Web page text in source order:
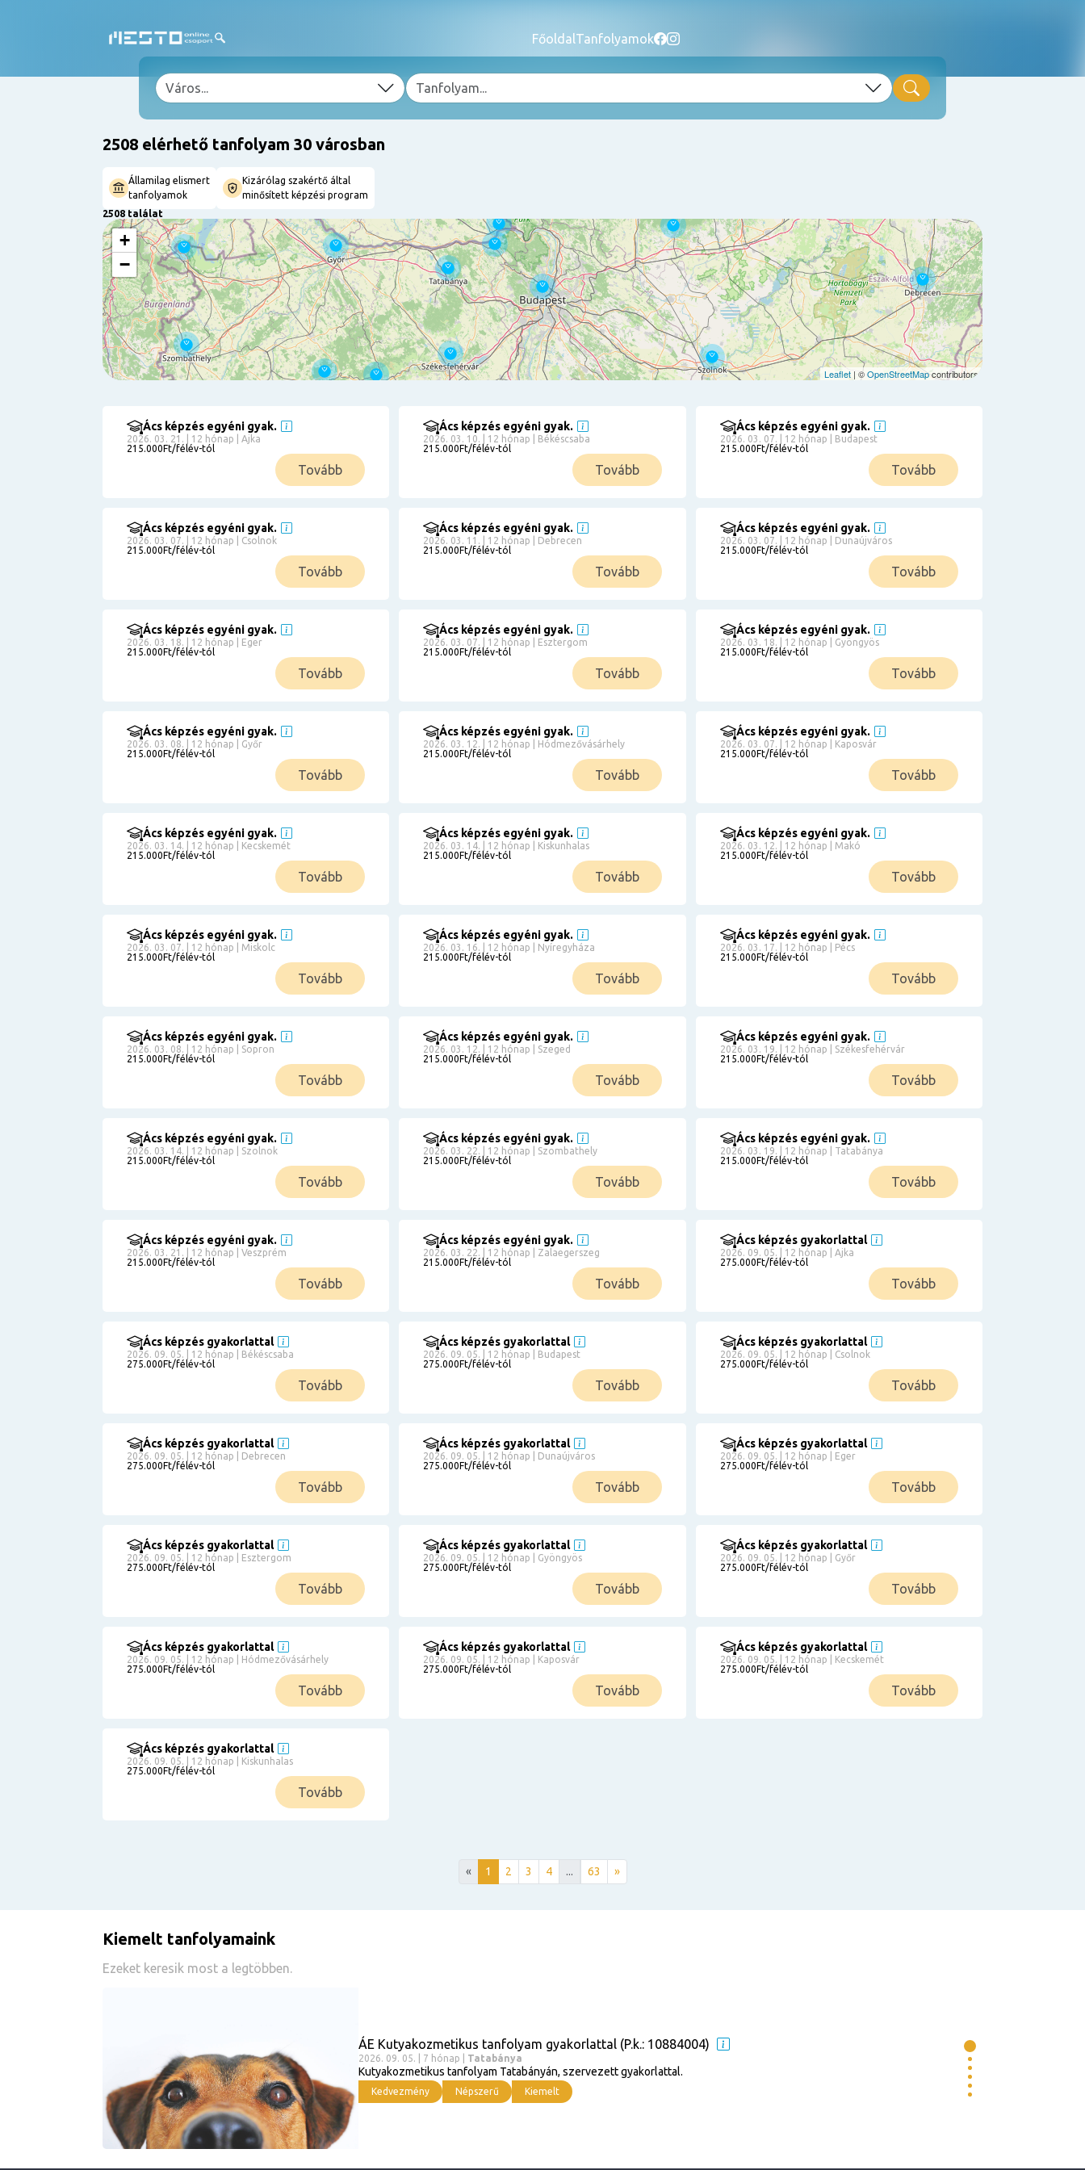
Főoldal Tanfolyamok
2508 elérhető tanfolyam 30 városban
Államilag elismert
tanfolyamok
Kizárólag szakértő által
minősített képzési program
2508 találat
+
−
Leaflet | ©OpenStreetMapcontributors
Szűrés
Érettségi
Részletfizetéssel
Ács képzés egyéni gyak.
2026. 03. 21. | 12 hónap | Ajka
215.000Ft/félév-tól
Tovább
Ács képzés egyéni gyak.
2026. 03. 10. | 12 hónap | Békéscsaba
215.000Ft/félév-tól
Tovább
Ács képzés egyéni gyak.
2026. 03. 07. | 12 hónap | Budapest
215.000Ft/félév-tól
Tovább
Ács képzés egyéni gyak.
2026. 03. 07. | 12 hónap | Csolnok
215.000Ft/félév-tól
Tovább
Ács képzés egyéni gyak.
2026. 03. 11. | 12 hónap | Debrecen
215.000Ft/félév-tól
Tovább
Ács képzés egyéni gyak.
2026. 03. 07. | 12 hónap | Dunaújváros
215.000Ft/félév-tól
Tovább
Ács képzés egyéni gyak.
2026. 03. 18. | 12 hónap | Eger
215.000Ft/félév-tól
Tovább
Ács képzés egyéni gyak.
2026. 03. 07. | 12 hónap | Esztergom
215.000Ft/félév-tól
Tovább
Ács képzés egyéni gyak.
2026. 03. 18. | 12 hónap | Gyöngyös
215.000Ft/félév-tól
Tovább
Ács képzés egyéni gyak.
2026. 03. 08. | 12 hónap | Győr
215.000Ft/félév-tól
Tovább
Ács képzés egyéni gyak.
2026. 03. 12. | 12 hónap | Hódmezővásárhely
215.000Ft/félév-tól
Tovább
Ács képzés egyéni gyak.
2026. 03. 07. | 12 hónap | Kaposvár
215.000Ft/félév-tól
Tovább
Ács képzés egyéni gyak.
2026. 03. 14. | 12 hónap | Kecskemét
215.000Ft/félév-tól
Tovább
Ács képzés egyéni gyak.
2026. 03. 14. | 12 hónap | Kiskunhalas
215.000Ft/félév-tól
Tovább
Ács képzés egyéni gyak.
2026. 03. 12. | 12 hónap | Makó
215.000Ft/félév-tól
Tovább
Ács képzés egyéni gyak.
2026. 03. 07. | 12 hónap | Miskolc
215.000Ft/félév-tól
Tovább
Ács képzés egyéni gyak.
2026. 03. 16. | 12 hónap | Nyíregyháza
215.000Ft/félév-tól
Tovább
Ács képzés egyéni gyak.
2026. 03. 17. | 12 hónap | Pécs
215.000Ft/félév-tól
Tovább
Ács képzés egyéni gyak.
2026. 03. 08. | 12 hónap | Sopron
215.000Ft/félév-tól
Tovább
Ács képzés egyéni gyak.
2026. 03. 12. | 12 hónap | Szeged
215.000Ft/félév-tól
Tovább
Ács képzés egyéni gyak.
2026. 03. 19. | 12 hónap | Székesfehérvár
215.000Ft/félév-tól
Tovább
Ács képzés egyéni gyak.
2026. 03. 14. | 12 hónap | Szolnok
215.000Ft/félév-tól
Tovább
Ács képzés egyéni gyak.
2026. 03. 22. | 12 hónap | Szombathely
215.000Ft/félév-tól
Tovább
Ács képzés egyéni gyak.
2026. 03. 19. | 12 hónap | Tatabánya
215.000Ft/félév-tól
Tovább
Ács képzés egyéni gyak.
2026. 03. 21. | 12 hónap | Veszprém
215.000Ft/félév-tól
Tovább
Ács képzés egyéni gyak.
2026. 03. 22. | 12 hónap | Zalaegerszeg
215.000Ft/félév-tól
Tovább
Ács képzés gyakorlattal
2026. 09. 05. | 12 hónap | Ajka
275.000Ft/félév-tól
Tovább
Ács képzés gyakorlattal
2026. 09. 05. | 12 hónap | Békéscsaba
275.000Ft/félév-tól
Tovább
Ács képzés gyakorlattal
2026. 09. 05. | 12 hónap | Budapest
275.000Ft/félév-tól
Tovább
Ács képzés gyakorlattal
2026. 09. 05. | 12 hónap | Csolnok
275.000Ft/félév-tól
Tovább
Ács képzés gyakorlattal
2026. 09. 05. | 12 hónap | Debrecen
275.000Ft/félév-tól
Tovább
Ács képzés gyakorlattal
2026. 09. 05. | 12 hónap | Dunaújváros
275.000Ft/félév-tól
Tovább
Ács képzés gyakorlattal
2026. 09. 05. | 12 hónap | Eger
275.000Ft/félév-tól
Tovább
Ács képzés gyakorlattal
2026. 09. 05. | 12 hónap | Esztergom
275.000Ft/félév-tól
Tovább
Ács képzés gyakorlattal
2026. 09. 05. | 12 hónap | Gyöngyös
275.000Ft/félév-tól
Tovább
Ács képzés gyakorlattal
2026. 09. 05. | 12 hónap | Győr
275.000Ft/félév-tól
Tovább
Ács képzés gyakorlattal
2026. 09. 05. | 12 hónap | Hódmezővásárhely
275.000Ft/félév-tól
Tovább
Ács képzés gyakorlattal
2026. 09. 05. | 12 hónap | Kaposvár
275.000Ft/félév-tól
Tovább
Ács képzés gyakorlattal
2026. 09. 05. | 12 hónap | Kecskemét
275.000Ft/félév-tól
Tovább
Ács képzés gyakorlattal
2026. 09. 05. | 12 hónap | Kiskunhalas
275.000Ft/félév-tól
Tovább
« 1 2 3 4 ... 63 »
Kiemelt tanfolyamaink
Ezeket keresik most a legtöbben.
ÁE Kutyakozmetikus tanfolyam gyakorlattal (P.k.: 10884004)
2026. 09. 05. | 7 hónap | Tatabánya
Kutyakozmetikus tanfolyam Tatabányán, szervezett gyakorlattal.
Kedvezmény Népszerű Kiemelt